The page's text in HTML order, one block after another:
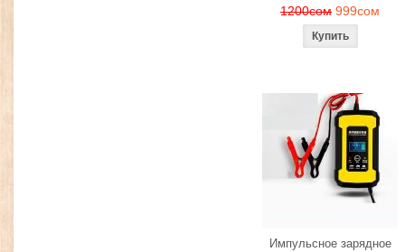
1200сом 999сом
Импульсное зарядное